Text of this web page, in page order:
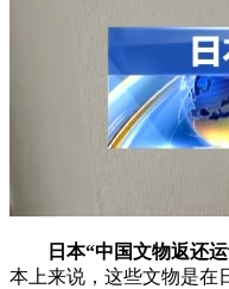
日本“中国文物返还
本上来说，这些文物是在